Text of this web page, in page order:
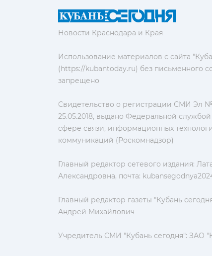
Новости Краснодара и Края
Использование материалов с сайта
(https://kubantoday.ru) без письменного
запрещено
Свидетельство о регистрации СМИ Эл №
25.05.2018, выдано Федеральной
сфере связи, информационных
коммуникаций (Роскомнадзор)
Главный редактор сетевого издания:
Александровна, почта:
Главный редактор газеты "Кубань
Андрей Михайлович
Учредитель СМИ "Кубань сегодня": ЗАО